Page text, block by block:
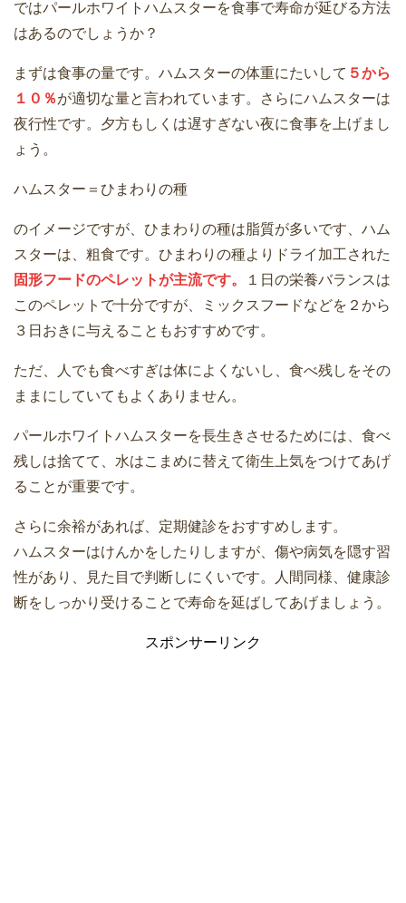
ではパールホワイトハムスターを食事で寿命が延びる方法
はあるのでしょうか？
まずは食事の量です。ハムスターの体重にたいして ５から
１０％が適切な量と言われています。さらにハムスターは
夜行性です。夕方もしくは遅すぎない夜に食事を上げまし
ょう。
ハムスター＝ひまわりの種
のイメージですが、ひまわりの種は脂質が多いです、ハム
スターは、粗食です。ひまわりの種よりドライ加工された
固形フードのペレットが主流です。
１日の栄養バランスは
このペレットで十分ですが、ミックスフードなどを２から
３日おきに与えることもおすすめです。
ただ、人でも食べすぎは体によくないし、食べ残しをその
ままにしていてもよくありません。
パールホワイトハムスターを長生きさせるためには、食べ
残しは捨てて、水はこまめに替えて衛生上気をつけてあげ
ることが重要です。
さらに余裕があれば、定期健診をおすすめします。
ハムスターはけんかをしたりしますが、傷や病気を隠す習
性があり、見た目で判断しにくいです。人間同様、健康診
断をしっかり受けることで寿命を延ばしてあげましょう。
スポンサーリンク